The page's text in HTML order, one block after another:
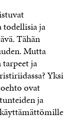
todellisia ja
Tähän
Mutta
ja
Yksi
ovat
ja